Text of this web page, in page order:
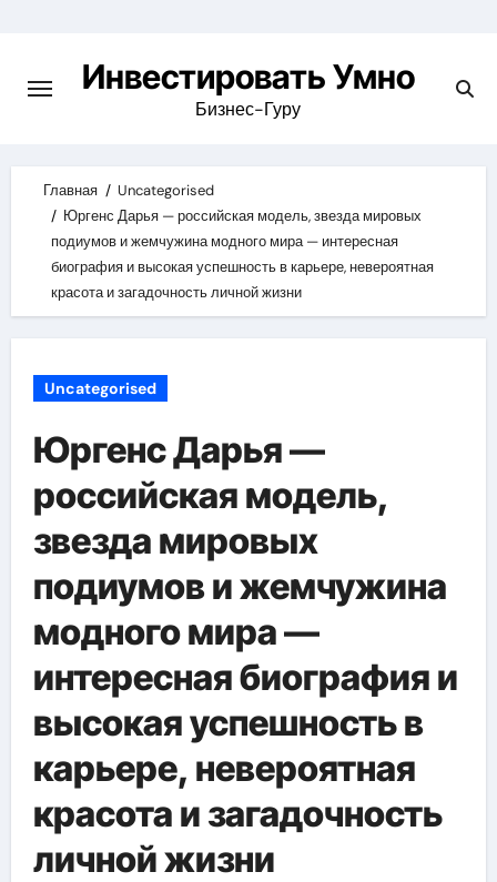
content
Инвестировать Умно
Бизнес-Гуру
Главная
Uncategorised
Юргенс Дарья — российская модель, звезда мировых
подиумов и жемчужина модного мира — интересная
биография и высокая успешность в карьере, невероятная
красота и загадочность личной жизни
Uncategorised
Юргенс Дарья —
российская модель,
звезда мировых
подиумов и жемчужина
модного мира —
интересная биография и
высокая успешность в
карьере, невероятная
красота и загадочность
личной жизни